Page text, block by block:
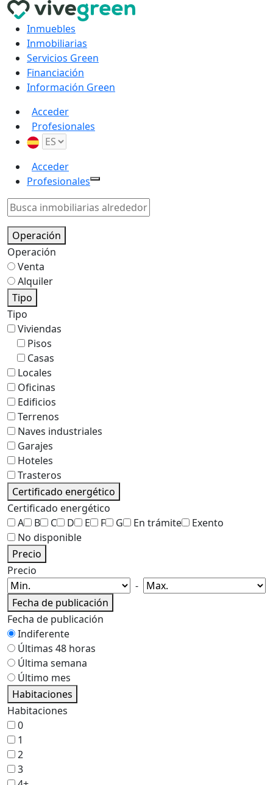
Inmuebles
Inmobiliarias
Servicios Green
Financiación
Información Green
Acceder
Profesionales
Acceder
Profesionales
Operación
Operación
Venta
Alquiler
Tipo
Tipo
Viviendas
Pisos
Casas
Locales
Oficinas
Edificios
Terrenos
Naves industriales
Garajes
Hoteles
Trasteros
Certificado energético
Certificado energético
A
B C D E F G En trámite
Exento
No disponible
Precio
Precio
-
Fecha de publicación
Fecha de publicación
Indiferente
Últimas 48 horas
Última semana
Último mes
Habitaciones
Habitaciones
0
1
2
3